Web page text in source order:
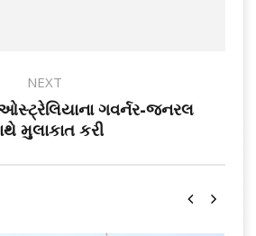
NEXT
ગવર્નર-જનરલ
મુલાકાત કરી